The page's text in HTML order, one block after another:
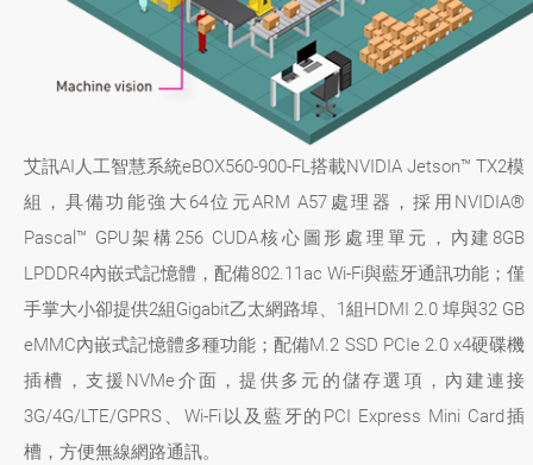
艾訊AI人工智慧系統eBOX560-900-FL搭載NVIDIA Jetson™ TX2模
組，具備功能強大64位元ARM A57處理器，採用NVIDIA®
Pascal™ GPU架構256 CUDA核心圖形處理單元，內建8GB
LPDDR4內嵌式記憶體，配備802.11ac Wi-Fi與藍牙通訊功能；僅
手掌大小卻提供2組Gigabit乙太網路埠、1組HDMI 2.0 埠與32 GB
eMMC內嵌式記憶體多種功能；配備M.2 SSD PCIe 2.0 x4硬碟機
插槽，支援NVMe介面，提供多元的儲存選項，內建連接
3G/4G/LTE/GPRS、Wi-Fi以及藍牙的PCI Express Mini Card插
槽，方便無線網路通訊。